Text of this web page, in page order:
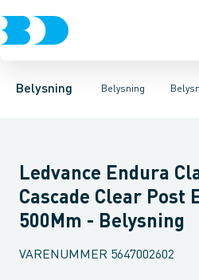
Belysning Belysning
Belysning
LyskilderBelysningsarmaturer
PendlerIndustriarmatur og
Ledvance Endura
Cascade Clear Post
500Mm - Belysning
VARENUMMER 5647002602